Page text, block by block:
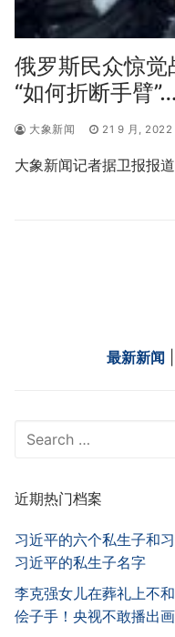
俄罗斯民众惊觉
“如何折断手臂”…
大象新闻 21 9 月, 2022
大象新闻记者据卫报报
最新新闻
Search
近期热门档案
习近平的六个私生子和
习近平的私生子名字
李克强女儿在葬礼上不
侩子手！央视不敢播出